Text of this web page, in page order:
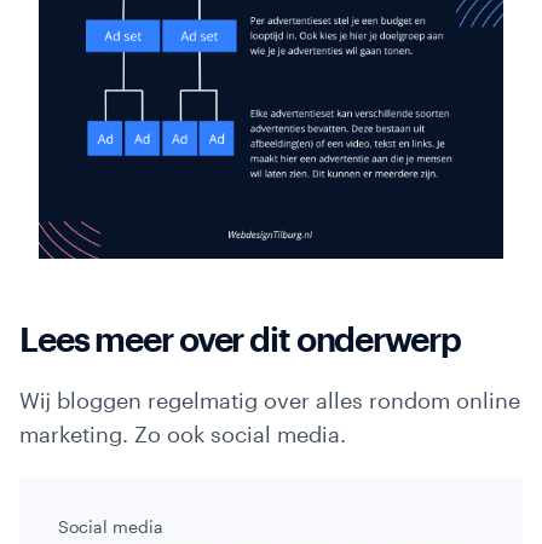
Lees meer over dit onderwerp
Wij bloggen regelmatig over alles rondom online
marketing. Zo ook social media.
Social media